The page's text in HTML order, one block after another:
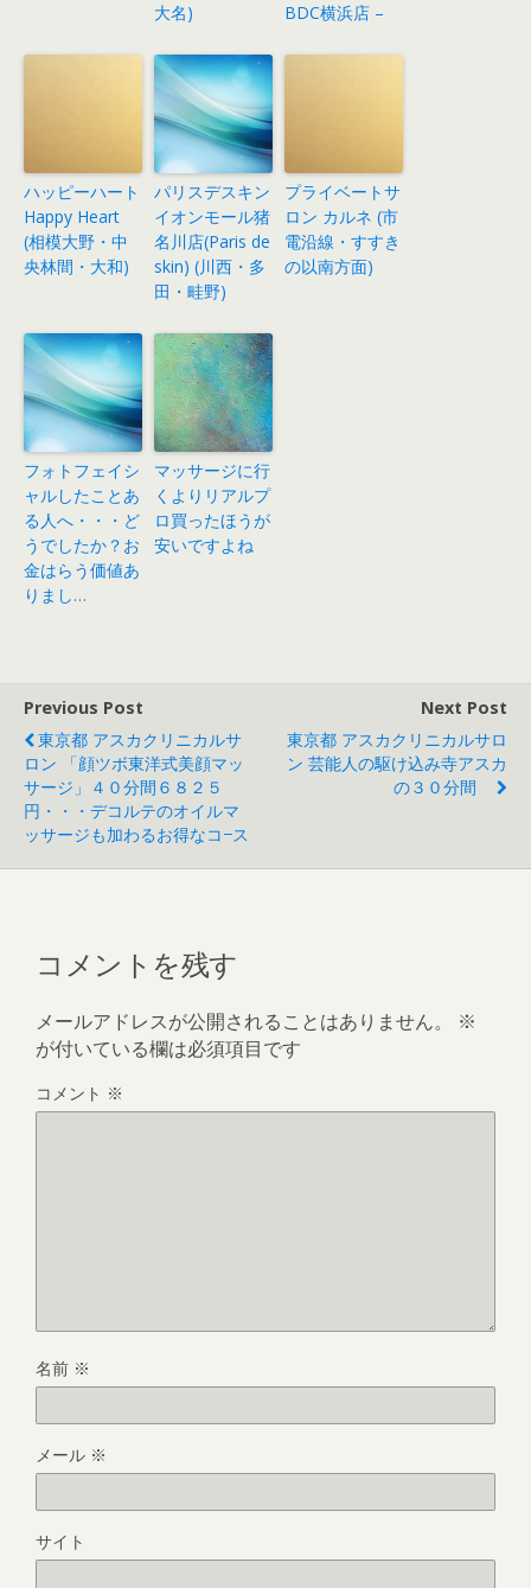
大名)
BDC横浜店 –
ハッピーハート
Happy Heart
(相模大野・中
央林間・大和)
パリスデスキン
イオンモール猪
名川店(Paris de
skin) (川西・多
田・畦野)
プライベートサ
ロン カルネ (市
電沿線・すすき
の以南方面)
フォトフェイシ
ャルしたことあ
る人へ・・・ど
うでしたか？お
金はらう価値あ
りまし…
マッサージに行
くよりリアルプ
ロ買ったほうが
安いですよね
Previous Post
東京都 アスカクリニカルサ
ロン 「顔ツボ東洋式美顔マッ
サージ」４０分間６８２５
円・・・デコルテのオイルマ
ッサージも加わるお得なコ−ス
Next Post
東京都 アスカクリニカルサロ
ン 芸能人の駆け込み寺アスカ
の３０分間
コメントを残す
メールアドレスが公開されることはありません。
※
が付いている欄は必須項目です
コメント ※
名前 ※
メール ※
サイト